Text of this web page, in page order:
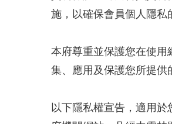
施，以確保會員個人隱私
本府尊重並保護您在使用
集、應用及保護您所提供
以下隱私權宣告，適用